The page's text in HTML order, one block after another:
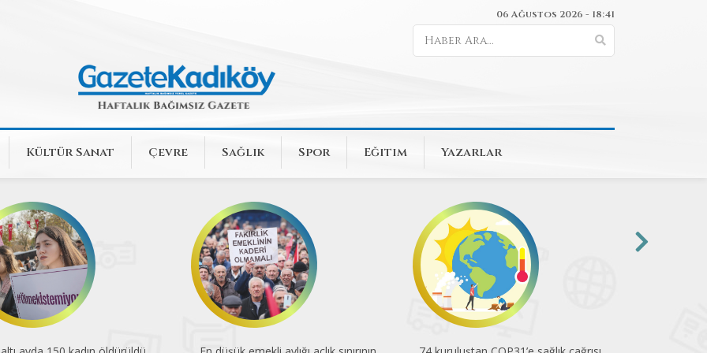
06 Ağustos 2026 - 18:41
Kültür Sanat Çevre Sağlık Spor Eğitim Yazarlar